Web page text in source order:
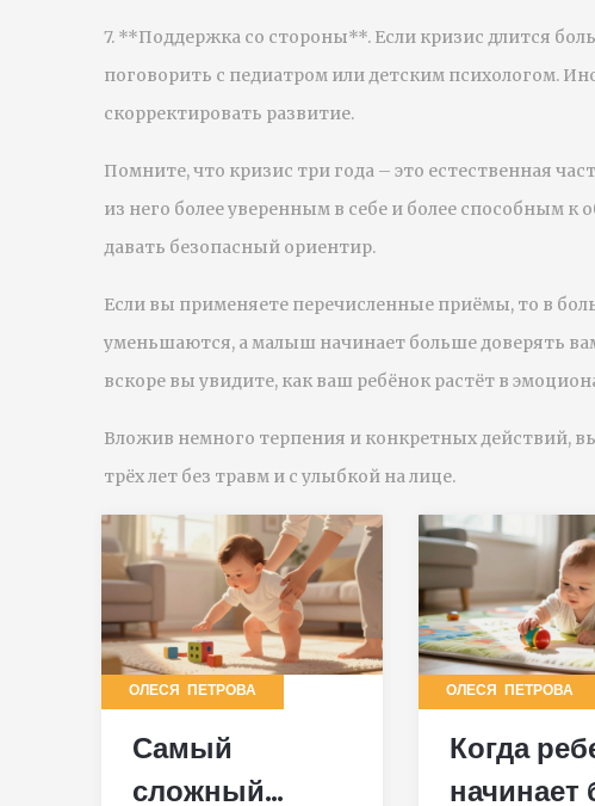
7. **Поддержка со стороны**. Если кризис длится
поговорить с педиатром или детским психологом.
скорректировать развитие.
Помните, что кризис три года – это естественная
из него более уверенным в себе и более способным
давать безопасный ориентир.
Если вы применяете перечисленные приёмы, то в
уменьшаются, а малыш начинает больше доверять
вскоре вы увидите, как ваш ребёнок растёт в
Вложив немного терпения и конкретных действий,
трёх лет без травм и с улыбкой на лице.
ОЛЕСЯ ПЕТРОВА
Самый
сложный
ОЛЕСЯ ПЕТРОВА
Когда
начинает